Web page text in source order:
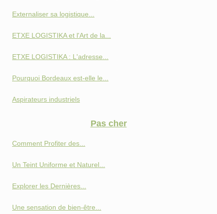
Externaliser sa logistique...
ETXE LOGISTIKA et l'Art de la...
ETXE LOGISTIKA : L'adresse...
Pourquoi Bordeaux est-elle le...
Aspirateurs industriels
Pas cher
Comment Profiter des...
Un Teint Uniforme et Naturel...
Explorer les Dernières...
Une sensation de bien-être...